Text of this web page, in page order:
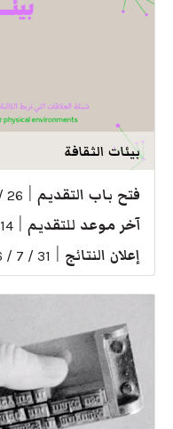
بيئات الثقافة
فتح باب التقديم 26 / 1 / 2026
آخر موعد للتقديم 14 / 4 / 2026
إعلان النتائج 31 / 7 / 2026